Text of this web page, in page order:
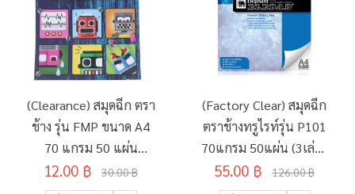
(Clearance) สมุดฉีก ตรา
ช้าง รุ่น FMP ขนาด A4
70 แกรม 50 แผ่น
(SD134495)
12.00 ฿ 30.00 ฿
(Factory Clear) สมุดฉีก
ตราช้างทรูไรท์รุ่น P101
70แกรม 50แผ่น (3เล่ม/
แพ็ค)
55.00 ฿ 126.00 ฿